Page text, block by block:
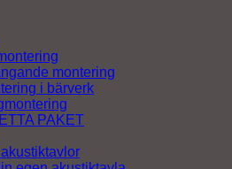
montering
i bärverk
PAKET